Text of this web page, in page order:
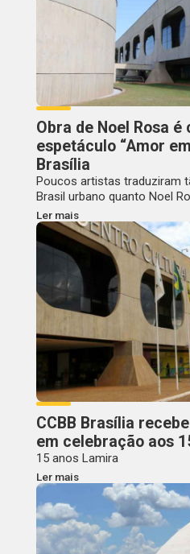
Obra de Noel Rosa
espetáculo “Amor
Brasília
Poucos artistas traduziram
Brasil urbano quanto Noel
Ler mais
CCBB Brasília
em celebração aos
15 anos Lamira
Ler mais